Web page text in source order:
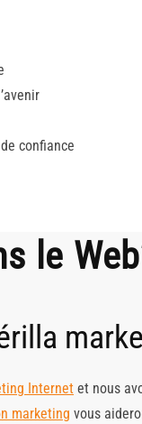
confiance
le
Internet et nous
marketing vous